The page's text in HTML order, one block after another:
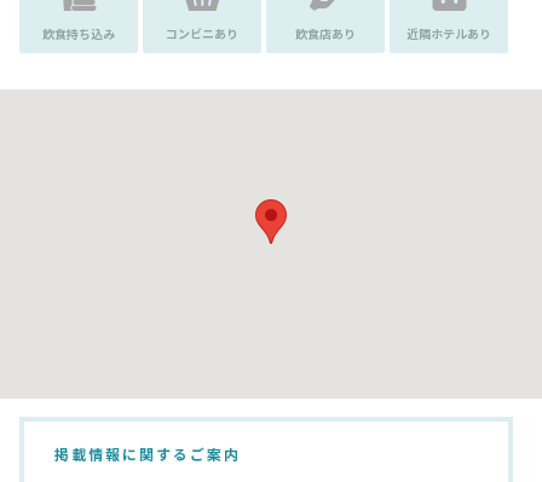
飲食持ち込み コンビニあり 飲食店あり 近隣ホテルあり
掲載情報に関するご案内